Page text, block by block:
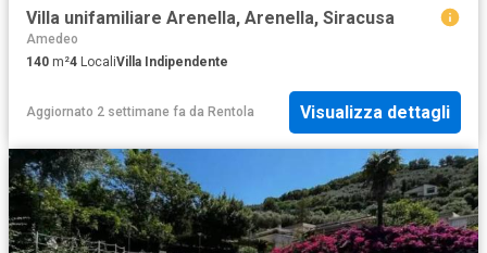
Villa unifamiliare Arenella, Arenella, Siracusa
Amedeo
140 m²4 LocaliVilla Indipendente
Aggiornato 2 settimane fa da Rentola Visualizza dettagli